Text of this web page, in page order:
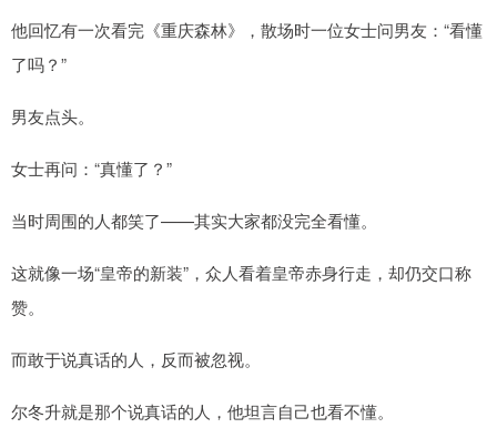
他回忆有一次看完《重庆森林》，散场时一位女士问男友：“看懂
了吗？”
男友点头。
女士再问：“真懂了？”
当时周围的人都笑了——其实大家都没完全看懂。
这就像一场“皇帝的新装”，众人看着皇帝赤身行走，却仍交口称
赞。
而敢于说真话的人，反而被忽视。
尔冬升就是那个说真话的人，他坦言自己也看不懂。